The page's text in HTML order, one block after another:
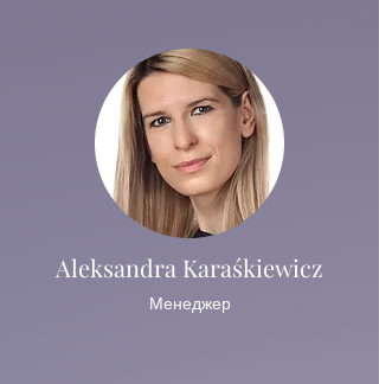
Aleksandra Karaśkiewicz
Менеджер